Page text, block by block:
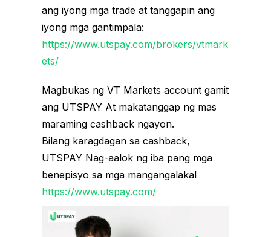
ang iyong mga trade at tanggapin ang
iyong mga gantimpala:
https://www.utspay.com/brokers/vtmark
ets/
Magbukas ng VT Markets account gamit
ang UTSPAY At makatanggap ng mas
maraming cashback ngayon.
Bilang karagdagan sa cashback,
UTSPAY Nag-aalok ng iba pang mga
benepisyo sa mga mangangalakal
https://www.utspay.com/